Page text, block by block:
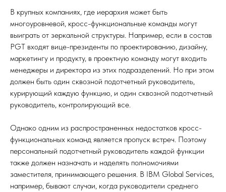
В крупных компаниях, где иерархия может быть
многоуровневой, кросс-функциональные команды могут
выиграть от зеркальной структуры. Например, если в состав
PGT входят вице-президенты по проектированию, дизайну,
маркетингу и продукту, в проектную команду могут входить
менеджеры и директора из этих подразделений. Но при этом
должен быть один сквозной подотчетный руководитель,
курирующий каждую функцию, и один сквозной подотчетный
руководитель, контролирующий все.
Однако одним из распространенных недостатков кросс-
функциональных команд является пропуск встреч. Поэтому
персональный подотчетный руководитель каждой функции
также должен назначать и наделять полномочиями
заместителя, принимающего решения. В IBM Global Services,
например, бывают случаи, когда руководители среднего